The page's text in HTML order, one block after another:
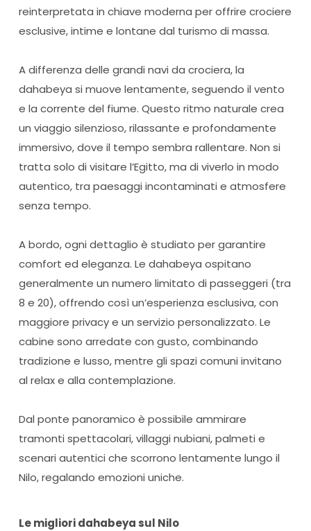
reinterpretata in chiave moderna per offrire crociere
esclusive, intime e lontane dal turismo di massa.
A differenza delle grandi navi da crociera, la
dahabeya si muove lentamente, seguendo il vento
e la corrente del fiume. Questo ritmo naturale crea
un viaggio silenzioso, rilassante e profondamente
immersivo, dove il tempo sembra rallentare. Non si
tratta solo di visitare l’Egitto, ma di viverlo in modo
autentico, tra paesaggi incontaminati e atmosfere
senza tempo.
A bordo, ogni dettaglio è studiato per garantire
comfort ed eleganza. Le dahabeya ospitano
generalmente un numero limitato di passeggeri (tra
8 e 20), offrendo così un’esperienza esclusiva, con
maggiore privacy e un servizio personalizzato. Le
cabine sono arredate con gusto, combinando
tradizione e lusso, mentre gli spazi comuni invitano
al relax e alla contemplazione.
Dal ponte panoramico è possibile ammirare
tramonti spettacolari, villaggi nubiani, palmeti e
scenari autentici che scorrono lentamente lungo il
Nilo, regalando emozioni uniche.
Le migliori dahabeya sul Nilo